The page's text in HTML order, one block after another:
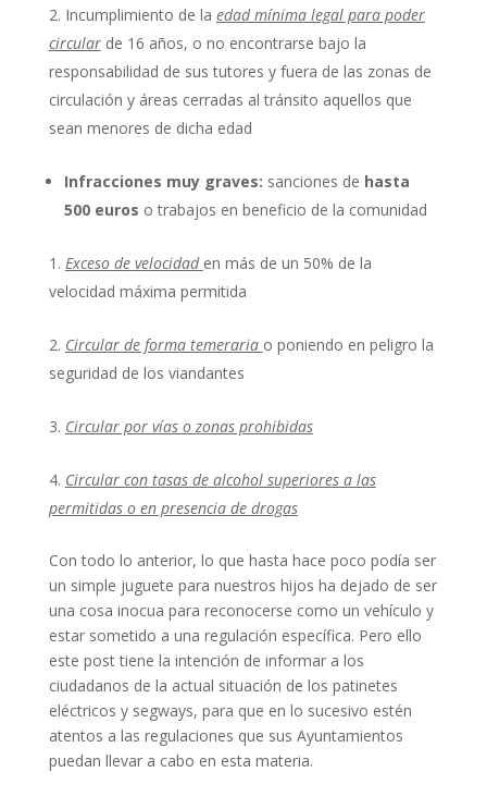
Incumplimiento de la edad mínima legal para poder
circularde 16 años, o no encontrarse bajo la
responsabilidad de sus tutores y fuera de las zonas de
circulación y áreas cerradas al tránsito aquellos que
sean menores de dicha edad
Infracciones muy graves: sanciones de hasta
500 euros o trabajos en beneficio de la comunidad
Exceso de velocidad en más de un 50% de la
velocidad máxima permitida
Circular de forma temeraria o poniendo en peligro la
seguridad de los viandantes
Circular por vías o zonas prohibidas
Circular con tasas de alcohol superiores a las
permitidas o en presencia de drogas
Con todo lo anterior, lo que hasta hace poco podía ser
un simple juguete para nuestros hijos ha dejado de ser
una cosa inocua para reconocerse como un vehículo y
estar sometido a una regulación específica. Pero ello
este post tiene la intención de informar a los
ciudadanos de la actual situación de los patinetes
eléctricos y segways, para que en lo sucesivo estén
atentos a las regulaciones que sus Ayuntamientos
puedan llevar a cabo en esta materia.